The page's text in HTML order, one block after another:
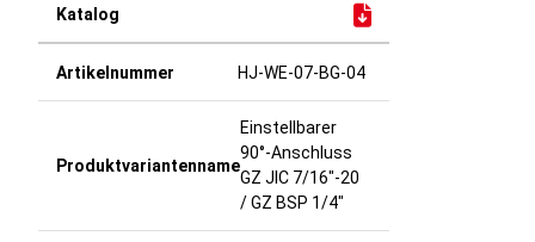
HJ-WE-07-BG-04
Einstellbarer
90°-Anschluss
GZ JIC 7/16"-20
/ GZ BSP 1/4"